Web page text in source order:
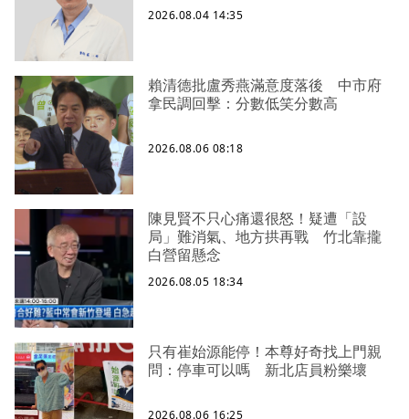
2026.08.04 14:35
賴清德批盧秀燕滿意度落後 中市府
拿民調回擊：分數低笑分數高
2026.08.06 08:18
陳見賢不只心痛還很怒！疑遭「設
局」難消氣、地方拱再戰 竹北靠攏
白營留懸念
2026.08.05 18:34
只有崔始源能停！本尊好奇找上門親
問：停車可以嗎 新北店員粉樂壞
2026.08.06 16:25